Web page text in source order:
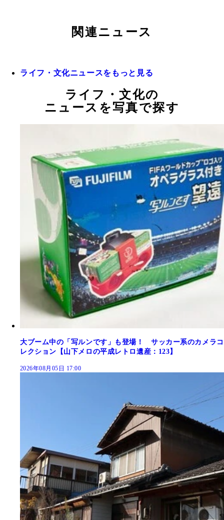
関連ニュース
ライフ・文化ニュースをもっと見る
ライフ・文化の
ニュースを写真で探す
大ブーム中の「写ルンです」も登場！ サッカー系のカメラコ
レクション【山下メロの平成レトロ遺産：123】
2026年08月05日 17:00